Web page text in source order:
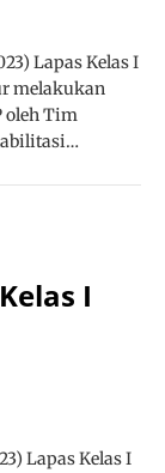
Lapas Kelas I
melakukan
oleh Tim
I
Lapas Kelas I